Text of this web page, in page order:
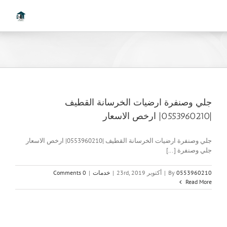
جلي وصنفرة ارضيات الخرسانة القطيف
|0553960210| ارخص الاسعار
جلي وصنفرة ارضيات الخرسانة القطيف |0553960210| ارخص الاسعار
جلي وصنفرة [...]
By 0553960210
| أكتوبر 23rd, 2019 | خدمات |
0 Comments
Read More